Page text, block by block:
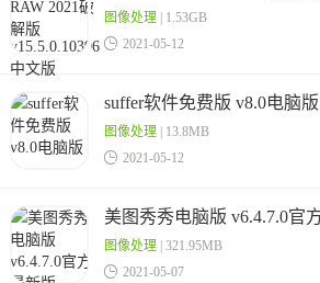
v15.5.0.10396中文版
图像处理| 1.53GB
 2021-05-12
suffer软件免费版 v8.0电脑版
图像处理| 13.8MB
 2021-05-12
美图秀秀电脑版 v6.4.7.0官
图像处理| 321.95MB
 2021-05-07